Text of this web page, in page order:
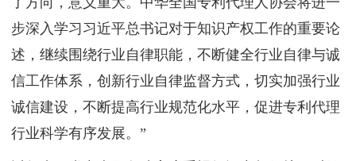
步深入学习习近平总书记对于知识产权工作的重要论
述，继续围绕行业自律职能，不断健全行业自律与诚
信工作体系，创新行业自律监督方式，切实加强行业
诚信建设，不断提高行业规范化水平，促进专利代理
行业科学有序发展。”